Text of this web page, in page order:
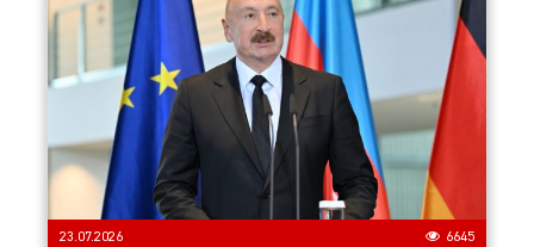
23.07.2026 6645